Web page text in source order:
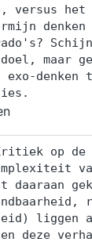
versus het
denken
maar
denken
op de
liggen
deze